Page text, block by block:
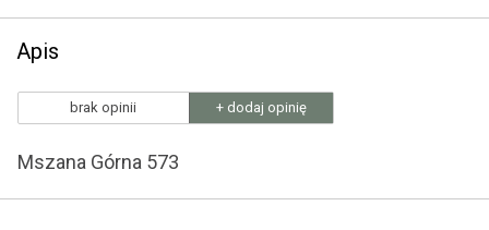
Apis
brak opinii + dodaj opinię
Mszana Górna 573